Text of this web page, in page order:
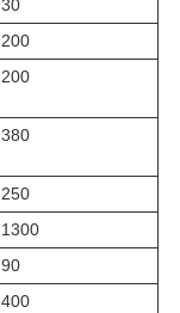
30
200
200
380
250
1300
90
400